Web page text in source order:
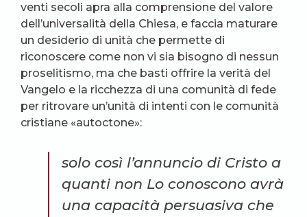
venti secoli apra alla comprensione del valore
dell’universalità della Chiesa, e faccia maturare
un desiderio di unità che permette di
riconoscere come non vi sia bisogno di nessun
proselitismo, ma che basti offrire la verità del
Vangelo e la ricchezza di una comunità di fede
per ritrovare un’unità di intenti con le comunità
cristiane «autoctone»:
solo così l’annuncio di Cristo a
quanti non Lo conoscono avrà
una capacità persuasiva che